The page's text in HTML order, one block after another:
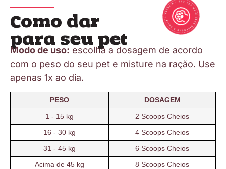
Como dar
para seu pet
Modo de uso: escolha a dosagem de acordo
com o peso do seu pet e misture na ração. Use
apenas 1x ao dia.
PESO
DOSAGEM
1 - 15 kg
2 Scoops Cheios
16 - 30 kg
4 Scoops Cheios
31 - 45 kg
6 Scoops Cheios
Acima de 45 kg
8 Scoops Cheios